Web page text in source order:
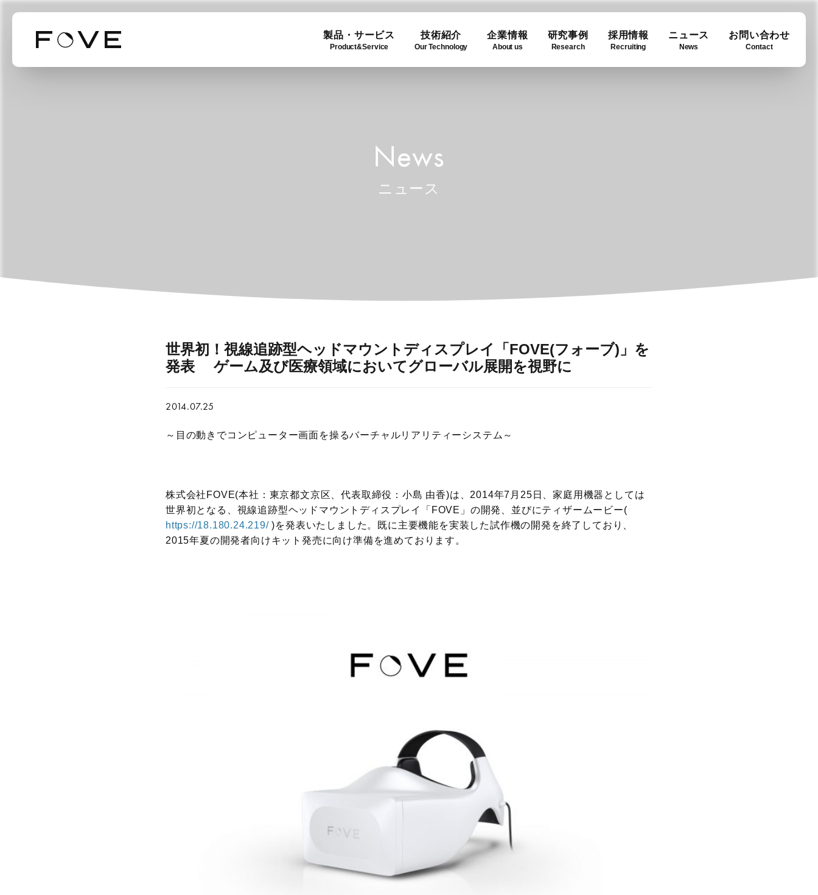
製品・サービス
Product&Service
技術紹介
Our Technology
企業情報
About us
研究事例
Research
採用情報
Recruiting
ニュース
News
お問い合わせ
Contact
Product Lineup Downloads
News
ニュース
世界初！視線追跡型ヘッドマウントディスプレイ「FOVE(フォーブ)」を
発表 ゲーム及び医療領域においてグローバル展開を視野に
2014.07.25
～目の動きでコンピューター画面を操るバーチャルリアリティーシステム～
株式会社FOVE(本社：東京都文京区、代表取締役：小島 由香)は、2014年7月25日、家庭用機器としては
世界初となる、視線追跡型ヘッドマウントディスプレイ「FOVE」の開発、並びにティザームービー(
https://18.180.24.219/)を発表いたしました。既に主要機能を実装した試作機の開発を終了しており、
2015年夏の開発者向けキット発売に向け準備を進めております。